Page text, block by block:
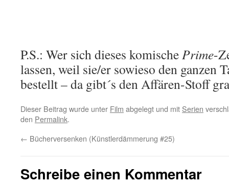
P.S.: Wer sich dieses komischePrime-
lassen, weil sie/er sowieso den ganzen
bestellt – da gibt´s den Affären-Stoff
Dieser Beitrag wurde unter Film abgelegt und mit Serien
den Permalink.
← Bücherversenken (Künstlerdämmerung #25)
Schreibe einen Kommentar